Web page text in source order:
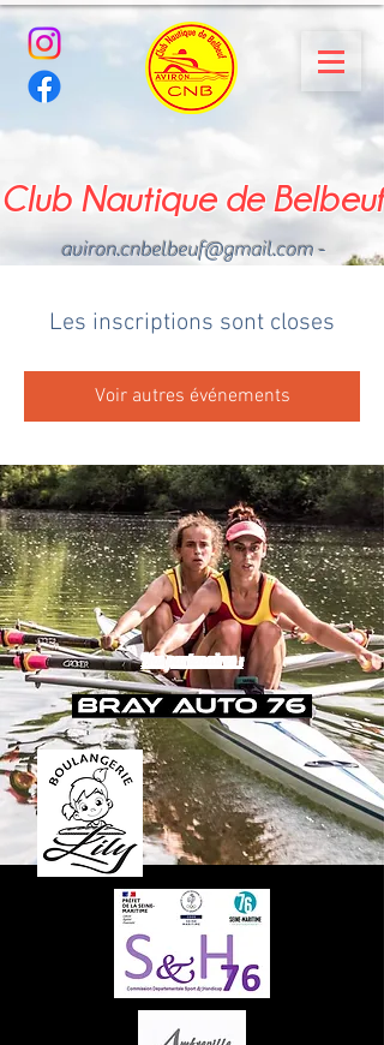
Club Nautique de Belbeuf
aviron.cnbelbeuf@gmail.com-
Les inscriptions sont closes
Voir autres événements
Nos partenaires :